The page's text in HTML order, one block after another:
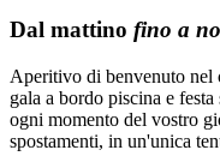
Dal mattino fino a
Aperitivo di benvenuto nel
gala a bordo piscina e
ogni momento del vostro
spostamenti, in un'unica